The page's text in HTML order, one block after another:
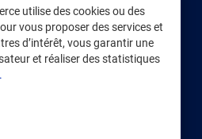
utilise des cookies ou des
vous proposer des services et
d’intérêt, vous garantir une
et réaliser des statistiques